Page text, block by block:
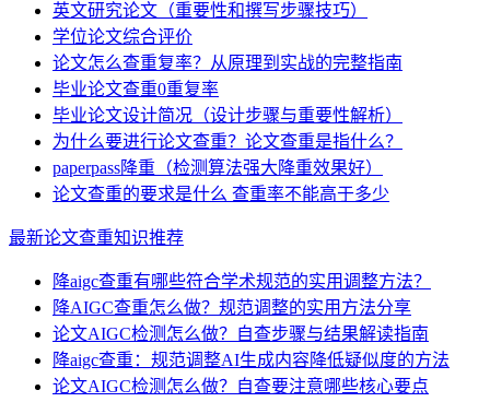
英文研究论文（重要性和撰写步骤技巧）
学位论文综合评价
论文怎么查重复率？从原理到实战的完整指南
毕业论文查重0重复率
毕业论文设计简况（设计步骤与重要性解析）
为什么要进行论文查重？论文查重是指什么？
paperpass降重（检测算法强大降重效果好）
论文查重的要求是什么 查重率不能高于多少
最新论文查重知识推荐
降aigc查重有哪些符合学术规范的实用调整方法？
降AIGC查重怎么做？规范调整的实用方法分享
论文AIGC检测怎么做？自查步骤与结果解读指南
降aigc查重：规范调整AI生成内容降低疑似度的方法
论文AIGC检测怎么做？自查要注意哪些核心要点